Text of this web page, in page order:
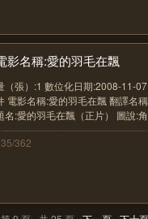
影名稱:愛的羽毛在飄
（張）:1 數位化日期:2008-11-
電影名稱:愛的羽毛在飄 翻譯名
名:愛的羽毛在飄（正片） 圖說:
362